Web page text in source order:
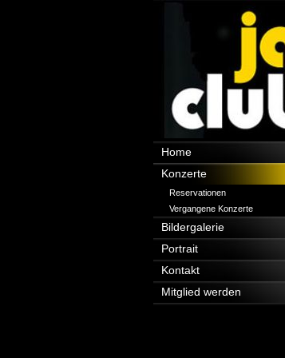
Navigation
überspringen
Home
Konzerte
Reservationen
Vergangene Konzerte
Bildergalerie
Portrait
Kontakt
Mitglied werden